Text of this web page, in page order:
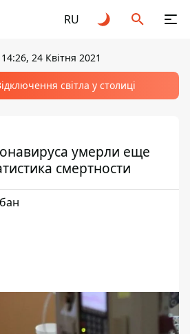
RU
14:26, 24 Квітня 2021
світла у столиці
умерли еще
смертности